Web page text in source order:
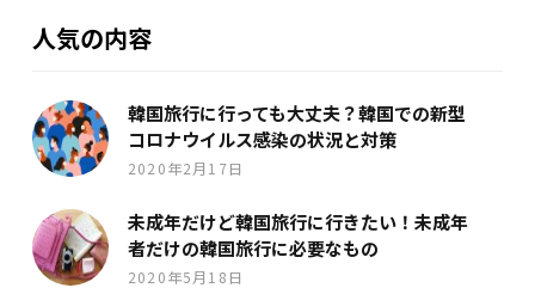
人気の内容
韓国旅行に行っても大丈夫？韓国での新型
コロナウイルス感染の状況と対策
2020年2月17日
未成年だけど韓国旅行に行きたい！未成年
者だけの韓国旅行に必要なもの
2020年5月18日